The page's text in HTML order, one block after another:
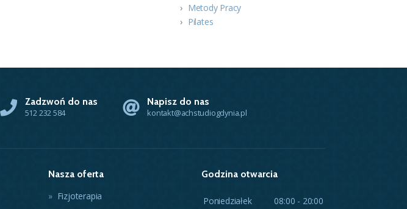
Metody Pracy
Pilates
Zadzwoń do nas
512 232 584
Napisz do nas
kontakt@achstudiogdynia.pl
Nasza oferta
Fizjoterapia
Godzina otwarcia
Poniedziałek
08:00 - 20:00